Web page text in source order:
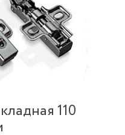
110